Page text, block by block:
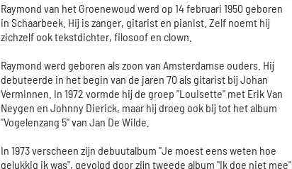
Raymond van het Groenewoud werd op 14 februari 1950 geboren
in Schaarbeek. Hij is zanger, gitarist en pianist. Zelf noemt hij
zichzelf ook tekstdichter, filosoof en clown.
Raymond werd geboren als zoon van Amsterdamse ouders. Hij
debuteerde in het begin van de jaren 70 als gitarist bij Johan
Verminnen. In 1972 vormde hij de groep "Louisette" met Erik Van
Neygen en Johnny Dierick, maar hij droeg ook bij tot het album
"Vogelenzang 5" van Jan De Wilde.
In 1973 verscheen zijn debuutalbum "Je moest eens weten hoe
gelukkig ik was", gevolgd door zijn tweede album "Ik doe niet mee"